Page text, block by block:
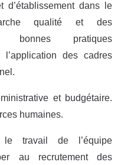
dans le
qualité et des
bonnes pratiques
l’application des cadres
et budgétaire.
humaines.
le travail de l’équipe
au recrutement des